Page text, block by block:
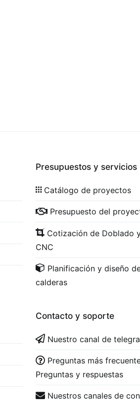
Presupuestos y servicios
Catálogo de proyectos
Presupuesto del
Cotización de Doblado
CNC
Planificación y diseño
calderas
Contacto y soporte
Nuestro canal de
Preguntas más
Preguntas y respuestas
Nuestros canales de